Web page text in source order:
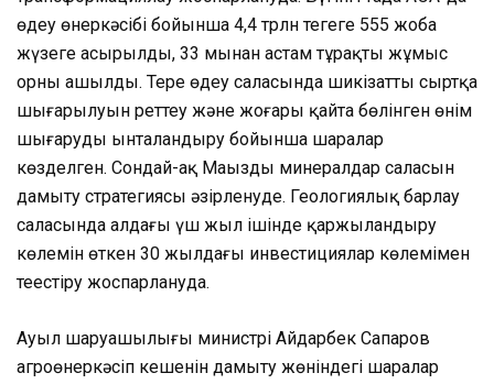
өңдеу өнеркәсібі бойынша 4,4 трлн теңгеге 555 жоба
жүзеге асырылды, 33 мыңнан астам тұрақты жұмыс
орны ашылды. Терең өңдеу саласында шикізаттың сыртқа
шығарылуын реттеу және жоғары қайта бөлінген өнім
шығаруды ынталандыру бойынша шаралар
көзделген. Сондай-ақ Маңызды минералдар саласын
дамыту стратегиясы әзірленуде. Геологиялық барлау
саласында алдағы үш жыл ішінде қаржыландыру
көлемін өткен 30 жылдағы инвестициялар көлемімен
теңестіру жоспарлануда.
Ауыл шаруашылығы министрі Айдарбек Сапаров
агроөнеркәсіп кешенін дамыту жөніндегі шаралар